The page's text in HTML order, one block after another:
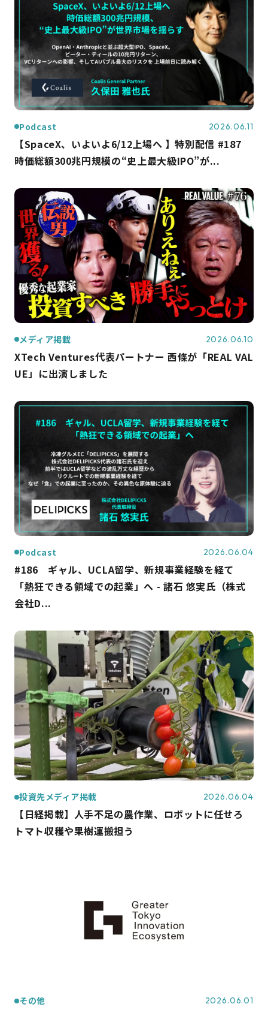
Podcast 2026.06.11
【SpaceX、いよいよ6/12上場へ 】特別配信 #187
時価総額300兆円規模の“史上最大級IPO”が...
メディア掲載 2026.06.10
XTech Ventures代表パートナー 西條が「REAL VAL
UE」に出演しました
Podcast 2026.06.04
#186 ギャル、UCLA留学、新規事業経験を経て
「熱狂できる領域での起業」へ - 諸石 悠実氏（株式
会社D...
投資先メディア掲載 2026.06.04
【日経掲載】人手不足の農作業、ロボットに任せろ
トマト収穫や果樹運搬担う
その他 2026.06.01